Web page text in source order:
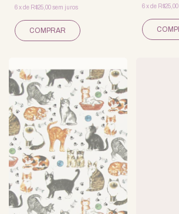
6xde R$25,00sem juros 6 xde R$25,00